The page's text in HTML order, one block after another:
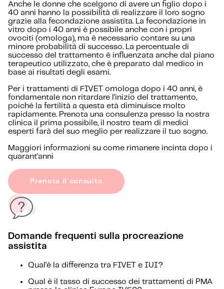
Anche le donne che scelgono di avere un figlio dopo i
40 anni hanno la possibilità di realizzare il loro sogno
grazie alla fecondazione assistita. La fecondazione in
vitro dopo i 40 anni è possibile anche con i propri
ovociti (omologa), ma è necessario contare su una
minore probabilità di successo. La percentuale di
successo del trattamento è influenzata anche dal piano
terapeutico utilizzato, che è preparato dal medico in
base ai risultati degli esami.
Per i trattamenti di FIVET omologa dopo i 40 anni, è
fondamentale non ritardare l'inizio del trattamento,
poiché la fertilità a questa età diminuisce molto
rapidamente. Prenota una consulenza presso la nostra
clinica il prima possibile, il nostro team di medici
esperti farà del suo meglio per realizzare il tuo sogno.
Maggiori informazioni su come rimanere incinta dopo i
quarant'anni
Prenota il consulto
Domande frequenti sulla procreazione
assistita
Qual’è la differenza tra FIVET e IUI?
Qual è il tasso di successo dei trattamenti di PMA